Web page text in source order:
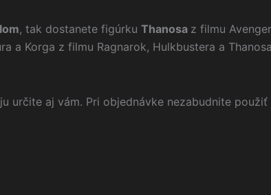
, tak dostanete figúrku Thanosa z filmu
a Korga z filmu Ragnarok, Hulkbustera a
určite aj vám. Pri objednávke nezabudnite použiť